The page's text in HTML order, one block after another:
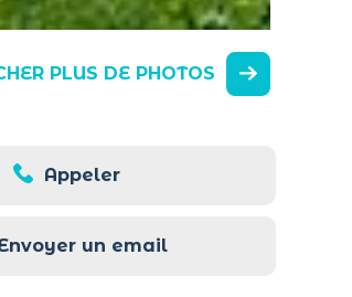
PLUS DE PHOTOS
Appeler
un email